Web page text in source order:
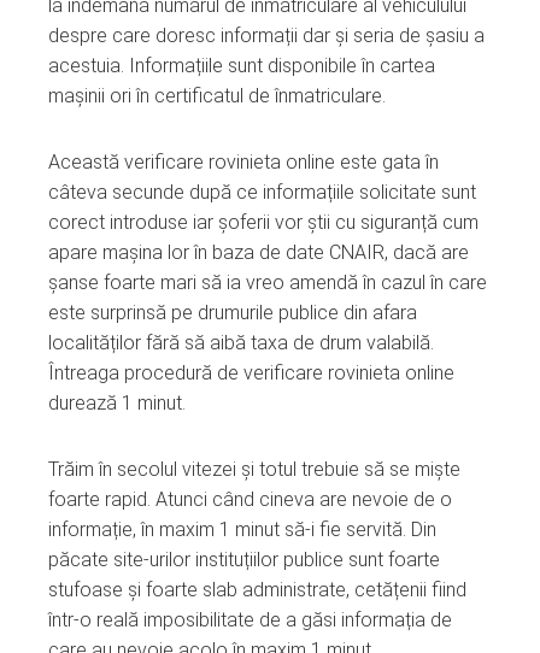
la îndemână numărul de înmatriculare al vehiculului
despre care doresc informații dar și seria de șasiu a
acestuia. Informațiile sunt disponibile în cartea
mașinii ori în certificatul de înmatriculare.
Această verificare rovinieta online este gata în
câteva secunde după ce informațiile solicitate sunt
corect introduse iar șoferii vor știi cu siguranță cum
apare mașina lor în baza de date CNAIR, dacă are
șanse foarte mari să ia vreo amendă în cazul în care
este surprinsă pe drumurile publice din afara
localităților fără să aibă taxa de drum valabilă.
Întreaga procedură de verificare rovinieta online
durează 1 minut.
Trăim în secolul vitezei și totul trebuie să se miște
foarte rapid. Atunci când cineva are nevoie de o
informație, în maxim 1 minut să-i fie servită. Din
păcate site-urilor instituțiilor publice sunt foarte
stufoase și foarte slab administrate, cetățenii fiind
într-o reală imposibilitate de a găsi informația de